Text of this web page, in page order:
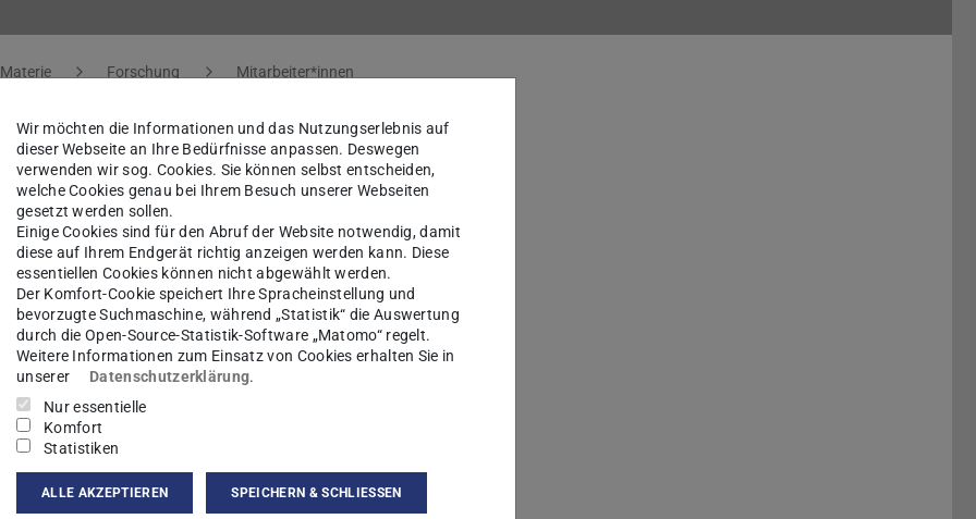
Forschung Mitarbeiter*innen
HaririM.Sc.
...
16-21518
154
Wir möchten die Informationen und das Nutzungserlebnis auf
dieser Webseite an Ihre Bedürfnisse anpassen. Deswegen
verwenden wir sog. Cookies. Sie können selbst entscheiden,
welche Cookies genau bei Ihrem Besuch unserer Webseiten
gesetzt werden sollen.
Einige Cookies sind für den Abruf der Website notwendig, damit
diese auf Ihrem Endgerät richtig anzeigen werden kann. Diese
essentiellen Cookies können nicht abgewählt werden.
Der Komfort-Cookie speichert Ihre Spracheinstellung und
bevorzugte Suchmaschine, während „Statistik“ die Auswertung
durch die Open-Source-Statistik-Software „Matomo“ regelt.
Weitere Informationen zum Einsatz von Cookies erhalten Sie in
unserer
Datenschutzerklärung.
Nur essentielle
Komfort
Statistiken
ALLE AKZEPTIEREN SPEICHERN & SCHLIESSEN